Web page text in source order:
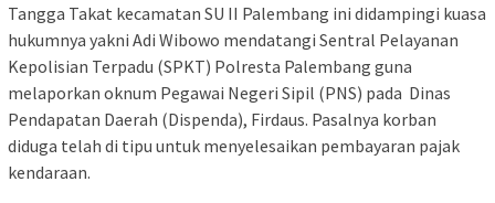
Tangga Takat kecamatan SU II Palembang ini didampingi kuasa
hukumnya yakni Adi Wibowo mendatangi Sentral Pelayanan
Kepolisian Terpadu (SPKT) Polresta Palembang guna
melaporkan oknum Pegawai Negeri Sipil (PNS) pada Dinas
Pendapatan Daerah (Dispenda), Firdaus. Pasalnya korban
diduga telah di tipu untuk menyelesaikan pembayaran pajak
kendaraan.